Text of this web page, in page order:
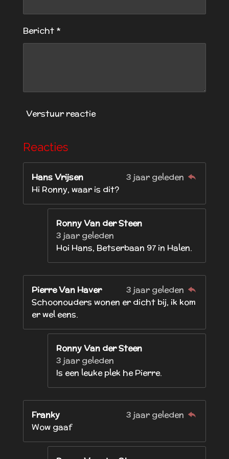
n
Bericht *
Verstuur reactie
Reacties
Hans Vrijsen
3 jaar geleden
Hi Ronny, waar is dit?
Ronny Van der Steen
3 jaar geleden
Hoi Hans, Betserbaan 97 in Halen.
Pierre Van Haver
3 jaar geleden
Schoonouders wonen er dicht bij, ik kom
er wel eens.
Ronny Van der Steen
3 jaar geleden
Is een leuke plek he Pierre.
Franky
3 jaar geleden
Wow gaaf